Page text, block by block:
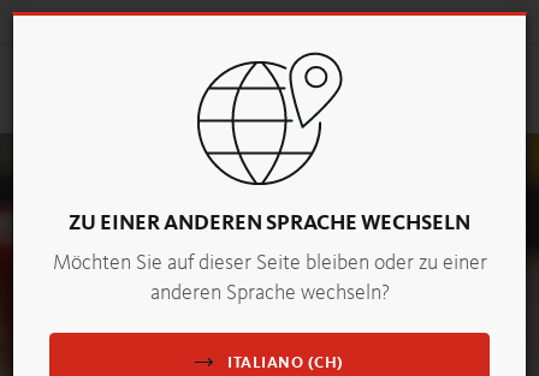
ZU EINER ANDEREN SPRACHE WECHSELN
Möchten Sie auf dieser Seite bleiben oder zu einer
anderen Sprache wechseln?
ITALIANO (CH)